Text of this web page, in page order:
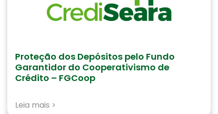
CrediSeara realiza 2ª Assembleia de
Sorteio de Consórcios em parceria com a
Consclic
Leia mais >